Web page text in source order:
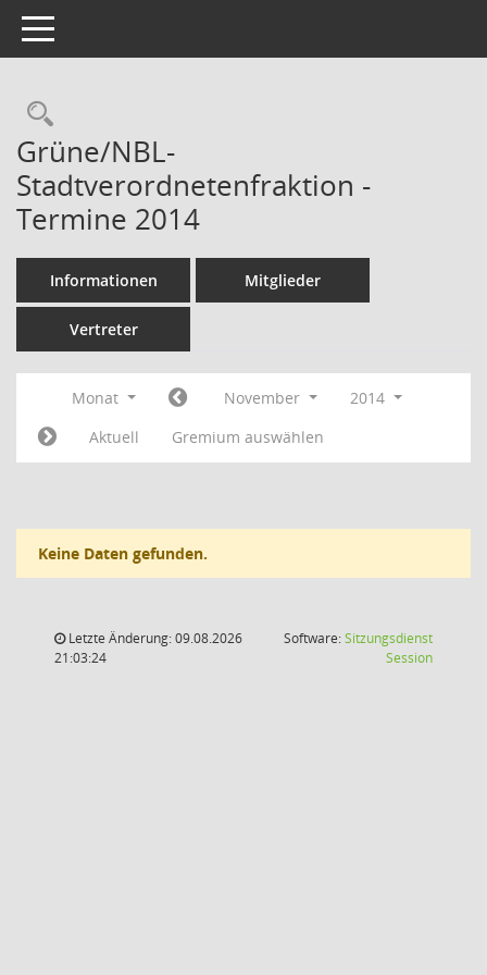
Toggle navigation
Rechercheauswahl
Grüne/NBL-
Stadtverordnetenfraktion -
Termine 2014
Informationen Mitglieder
Vertreter
Monat November
2014
Aktuell
Gremium auswählen
Keine Daten gefunden.
Letzte Änderung: 09.08.2026
21:03:24
Software:Sitzungsdienst
Session(Wird in